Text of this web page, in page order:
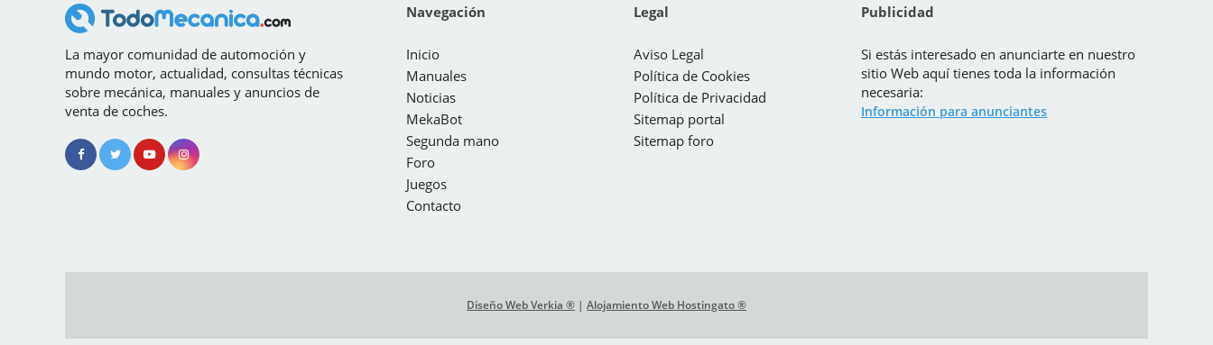
La mayor comunidad de automoción y
mundo motor, actualidad, consultas técnicas
sobre mecánica, manuales y anuncios de
venta de coches.
Navegación
Inicio
Manuales
Noticias
MekaBot
Segunda mano
Foro
Juegos
Contacto
Legal
Aviso Legal
Política de Cookies
Política de Privacidad
Sitemap portal
Sitemap foro
Publicidad
Si estás interesado en anunciarte en nuestro
sitio Web aquí tienes toda la información
necesaria:
Información para anunciantes
Diseño Web Verkia ® | Alojamiento Web Hostingato ®